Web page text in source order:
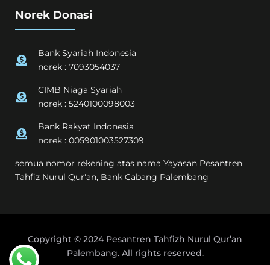
Norek Donasi
Bank Syariah Indonesia
norek : 7093054037
CIMB Niaga Syariah
norek : 5240100098003
Bank Rakyat Indonesia
norek : 005901003527309
semua nomor rekening atas nama Yayasan Pesantren
Tahfiz Nurul Qur'an, Bank Cabang Palembang
Copyright © 2024 Pesantren Tahfizh Nurul Qur’an
Palembang. All rights reserved.